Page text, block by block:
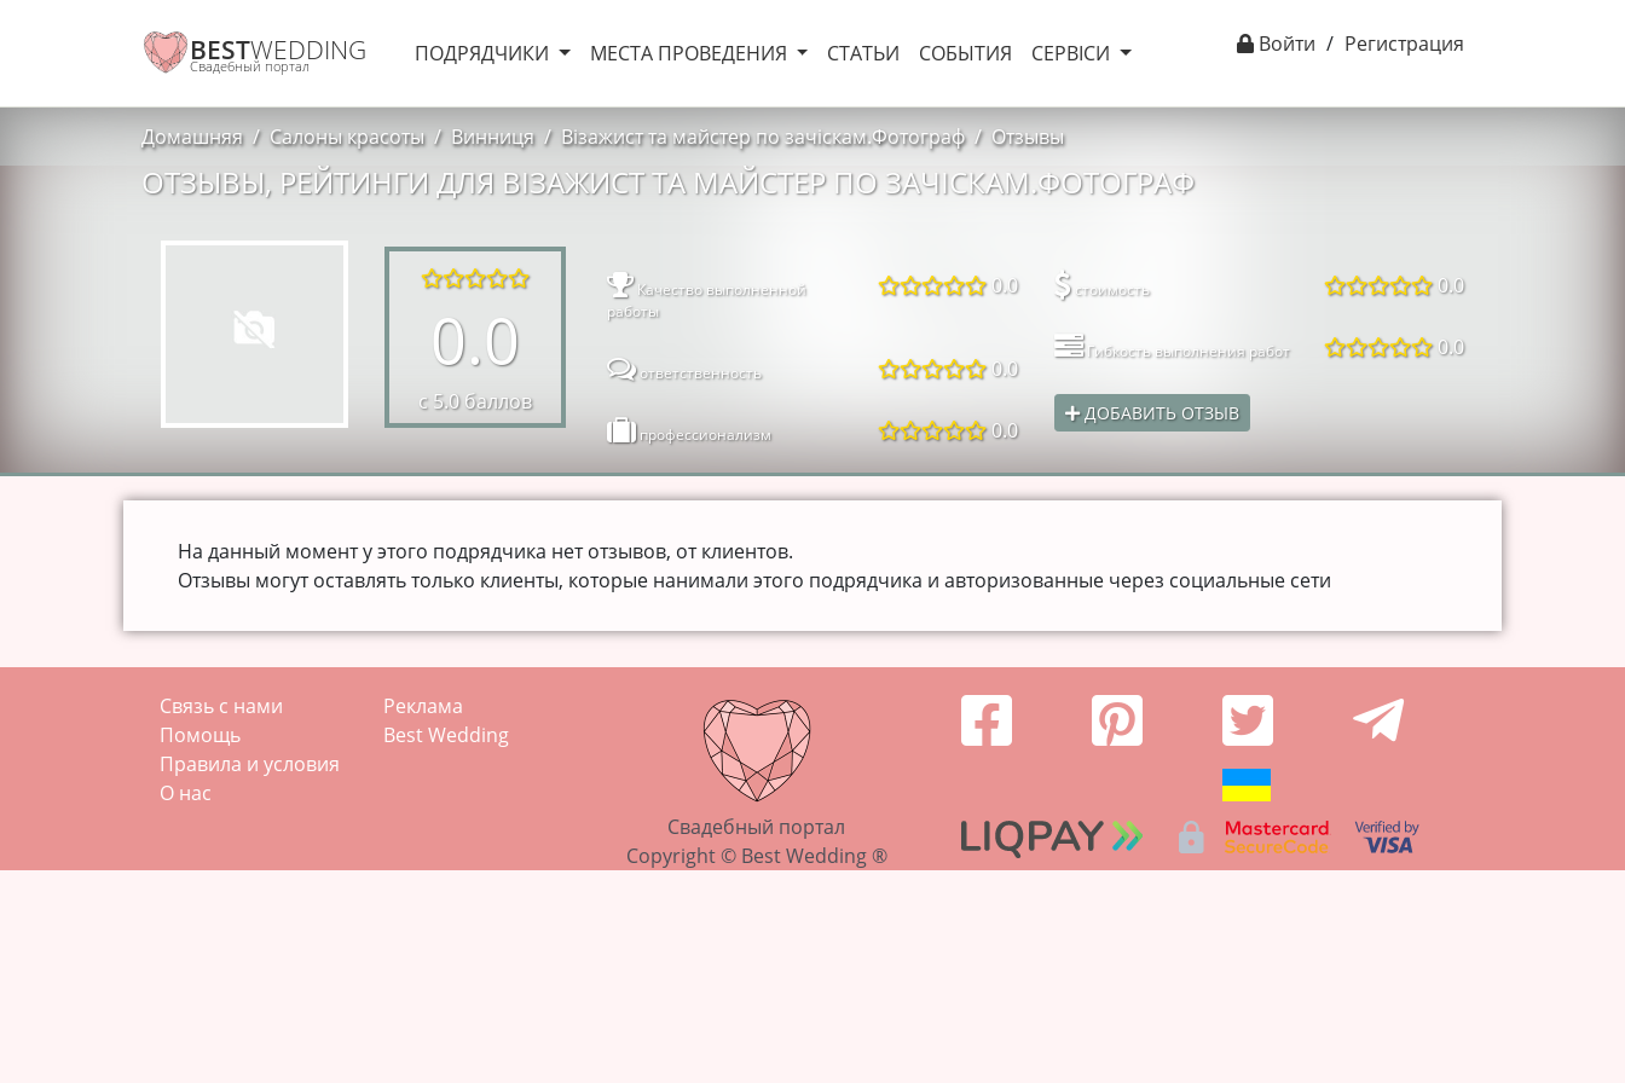
BESTWEDDING
Свадебный портал ПОДРЯДЧИКИ МЕСТА ПРОВЕДЕНИЯ СТАТЬИ СОБЫТИЯ СЕРВІСИ Войти / Регистрация
Домашняя Салоны красоты Винниця Візажист та майстер по зачіскам.Фотограф Отзывы
ОТЗЫВЫ, РЕЙТИНГИ ДЛЯ ВІЗАЖИСТ ТА МАЙСТЕР ПО ЗАЧІСКАМ.ФОТОГРАФ
0.0
с 5.0 баллов
Качество выполненной
работы
0.0
ответственность 0.0
профессионализм 0.0
стоимость 0.0
Гибкость выполнения работ 0.0
ДОБАВИТЬ ОТЗЫВ
На данный момент у этого подрядчика нет отзывов, от клиентов.
Отзывы могут оставлять только клиенты, которые нанимали этого подрядчика и авторизованные через социальные сети
Связь с нами
Помощь
Правила и условия
О нас
Реклама
Best Wedding
Свадебный портал
Copyright © Best Wedding ®